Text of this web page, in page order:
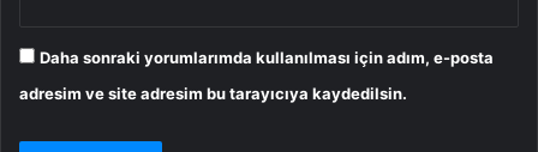
Daha sonraki yorumlarımda kullanılması için adım, e-posta
adresim ve site adresim bu tarayıcıya kaydedilsin.